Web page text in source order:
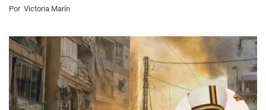
Por Victoria Marín